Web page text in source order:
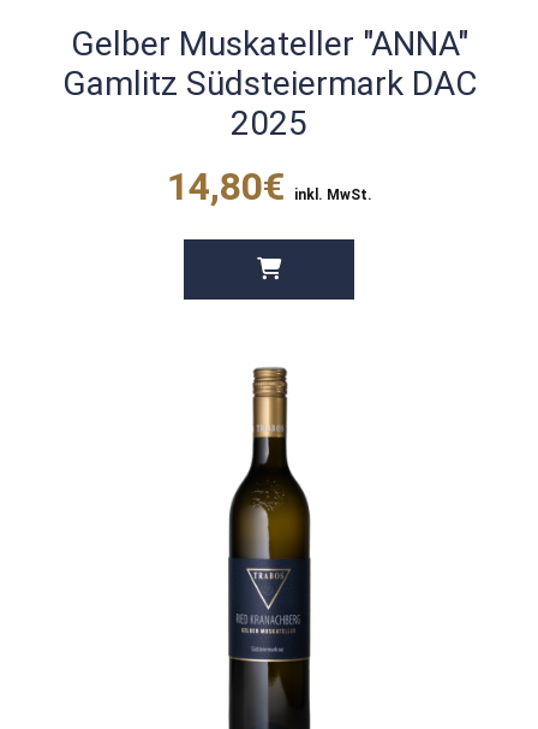
Gelber Muskateller "ANNA"
Gamlitz Südsteiermark DAC
2025
14,80€ inkl. MwSt.